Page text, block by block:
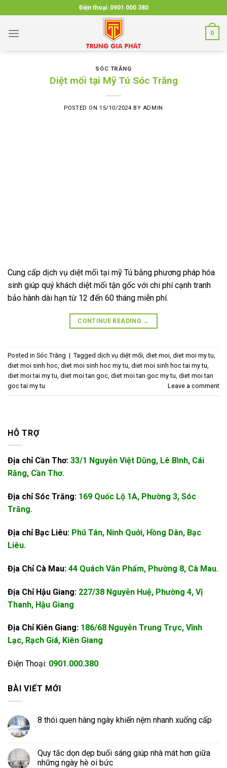
to
content
Điện thoại: 0901 000 380
0
SÓC TRĂNG
Diệt mối tại Mỹ Tú Sóc Trăng
POSTED ON 15/10/2024 BY ADMIN
Cung cấp dịch vụ diệt mối tại mỹ Tú bằng phương pháp hóa
sinh giúp quý khách diệt mối tận gốc với chi phí cạnh tranh
bảo hành dài hạn từ 12 đến 60 tháng miễn phí.
CONTINUE READING →
Posted in Sóc Trăng | Tagged dịch vụ diệt mối, diet moi, diet moi my tu,
diet moi sinh hoc, diet moi sinh hoc my tu, diet moi sinh hoc tai my tu,
diet moi tai my tu, diet moi tan goc, diet moi tan goc my tu, diet moi tan
goc tai my tu
Leave a comment
HỖ TRỢ
Địa chỉ Cần Thơ: 33/1 Nguyễn Việt Dũng, Lê Bình, Cái
Răng, Cần Thơ.
Địa chỉ Sóc Trăng: 169 Quốc Lộ 1A, Phường 3, Sóc
Trăng.
Địa chỉ Bạc Liêu: Phú Tân, Ninh Quới, Hồng Dân, Bạc
Liêu.
Địa Chỉ Cà Mau: 44 Quách Văn Phẩm, Phường 8, Cà Mau.
Địa Chỉ Hậu Giang: 227/38 Nguyễn Huệ, Phường 4, Vị
Thanh, Hậu Giang
Địa Chỉ Kiên Giang: 186/68 Nguyễn Trung Trực, Vĩnh
Lạc, Rạch Giá, Kiên Giang
Điện Thoại: 0901.000.380
BÀI VIẾT MỚI
8 thói quen hàng ngày khiến nệm nhanh xuống cấp
Quy tắc dọn dẹp buổi sáng giúp nhà mát hơn giữa
những ngày hè oi bức